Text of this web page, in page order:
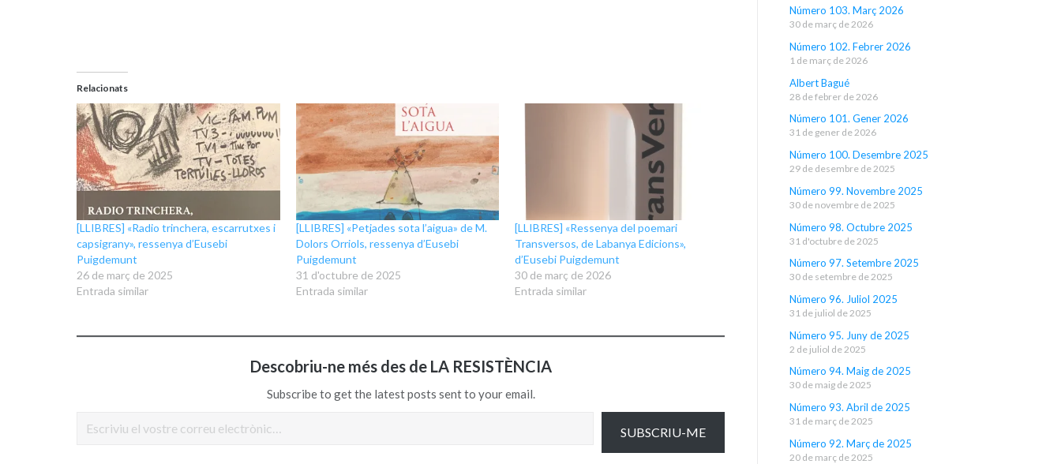
Relacionats
[LLIBRES] «Radio trinchera, escarrutxes i
capsigrany», ressenya d’Eusebi
Puigdemunt
26 de març de 2025
Entrada similar
[LLIBRES] «Petjades sota l’aigua» de M.
Dolors Orriols, ressenya d’Eusebi
Puigdemunt
31 d'octubre de 2025
Entrada similar
[LLIBRES] «Ressenya del poemari
Transversos, de Labanya Edicions»,
d’Eusebi Puigdemunt
30 de març de 2026
Entrada similar
Descobriu-ne més des de LA RESISTÈNCIA
Subscribe to get the latest posts sent to your email.
SUBSCRIU-ME
Número 103. Març 2026
30 de març de 2026
Número 102. Febrer 2026
1 de març de 2026
Albert Bagué
28 de febrer de 2026
Número 101. Gener 2026
31 de gener de 2026
Número 100. Desembre 2025
29 de desembre de 2025
Número 99. Novembre 2025
30 de novembre de 2025
Número 98. Octubre 2025
31 d'octubre de 2025
Número 97. Setembre 2025
30 de setembre de 2025
Número 96. Juliol 2025
31 de juliol de 2025
Número 95. Juny de 2025
2 de juliol de 2025
Número 94. Maig de 2025
30 de maig de 2025
Número 93. Abril de 2025
31 de març de 2025
Número 92. Març de 2025
20 de març de 2025